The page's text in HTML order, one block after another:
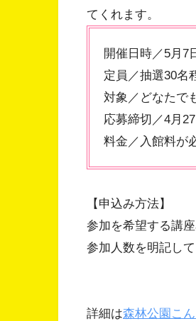
てくれます。
開催日時／5月
定員／抽選30名
対象／どなたで
応募締切／4月
料金／入館料が
【申込み方法】
参加を希望する講
参加人数を明記し
詳細は森林公園こ